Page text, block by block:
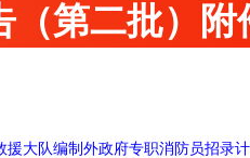
（第二批）附
大队编制外政府专职消防员招录